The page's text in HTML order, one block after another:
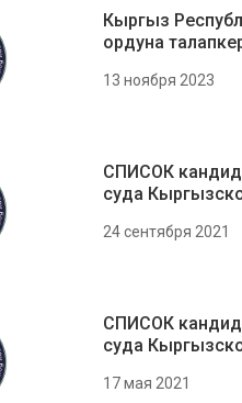
Кыргыз
ордуна
13 ноября 2023
СПИСОК
суда
24 сентября 2021
СПИСОК
суда
17 мая 2021